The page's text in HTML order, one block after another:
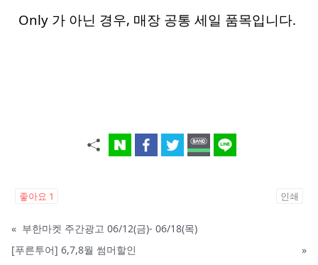
Only 가 아닌 경우, 매장 공통 세일 품목입니다.
좋아요 1 인쇄
« 부한마켓 주간광고 06/12(금)- 06/18(목)
[푸른투어] 6,7,8월 썸머할인
»